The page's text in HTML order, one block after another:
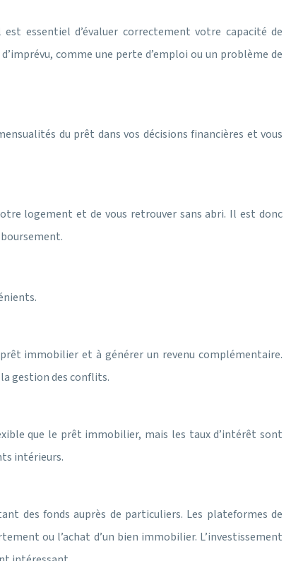
essentiel d’évaluer correctement votre capacité de
comme une perte d’emploi ou un problème de
du prêt dans vos décisions financières et vous
logement et de vous retrouver sans abri. Il est donc
immobilier et à générer un revenu complémentaire.
gestion des conflits.
que le prêt immobilier, mais les taux d’intérêt sont
intérieurs.
des fonds auprès de particuliers. Les plateformes de
ou l’achat d’un bien immobilier. L’investissement